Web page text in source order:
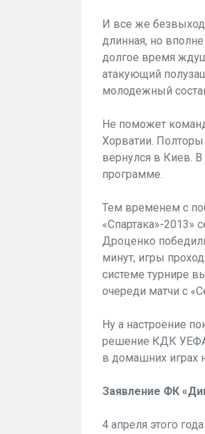
И все же
длинная, но
долгое время
атакующий
молодеж­ный
Не поможет
Хорватии.
вернулся в Киев.
программе.
Тем временем с
«Спартака»-2013»
Дроценко
ми­нут, игры
системе турнире
очереди матчи с
Ну а настроение
реше­ние КДК УЕФА,
в домашних играх
Заявление ФК
4 апреля этого